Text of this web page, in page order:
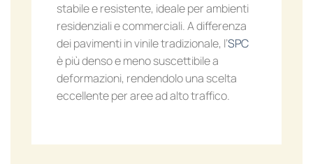
stabile e resistente, ideale per ambienti
residenziali e commerciali. A differenza
dei pavimenti in vinile tradizionale, l’SPC
è più denso e meno suscettibile a
deformazioni, rendendolo una scelta
eccellente per aree ad alto traffico.